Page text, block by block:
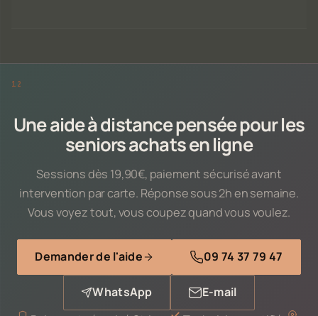
Une aide à distance pensée pour les
seniors achats en ligne
Sessions dès 19,90€, paiement sécurisé avant
intervention par carte. Réponse sous 2h en semaine.
Vous voyez tout, vous coupez quand vous voulez.
Demander de l'aide 09 74 37 79 47
WhatsApp
E-mail